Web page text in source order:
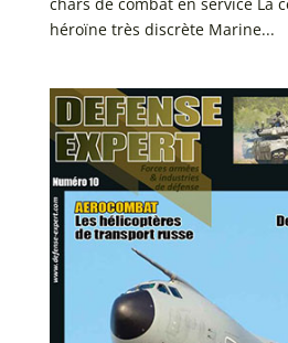
héroïne très discrète Marine...